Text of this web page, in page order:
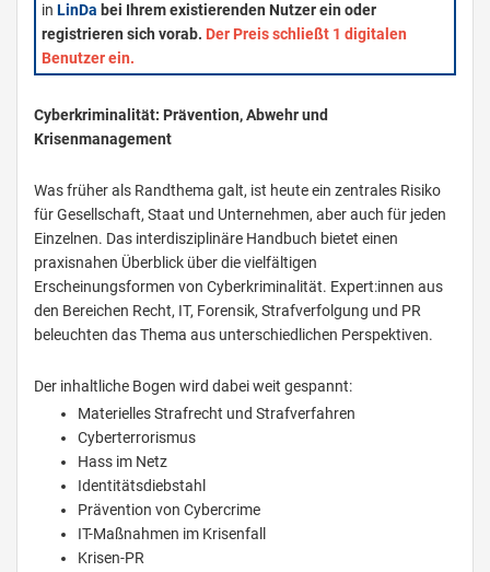
in LinDa bei Ihrem existierenden Nutzer ein oder
registrieren sich vorab. Der Preis schließt 1 digitalen
Benutzer ein.
Cyberkriminalität: Prävention, Abwehr und
Krisenmanagement
Was früher als Randthema galt, ist heute ein zentrales Risiko
für Gesellschaft, Staat und Unternehmen, aber auch für jeden
Einzelnen. Das interdisziplinäre Handbuch bietet einen
praxisnahen Überblick über die vielfältigen
Erscheinungsformen von Cyberkriminalität. Expert:innen aus
den Bereichen Recht, IT, Forensik, Strafverfolgung und PR
beleuchten das Thema aus unterschiedlichen Perspektiven.
Der inhaltliche Bogen wird dabei weit gespannt:
Materielles Strafrecht und Strafverfahren
Cyberterrorismus
Hass im Netz
Identitätsdiebstahl
Prävention von Cybercrime
IT-Maßnahmen im Krisenfall
Krisen-PR